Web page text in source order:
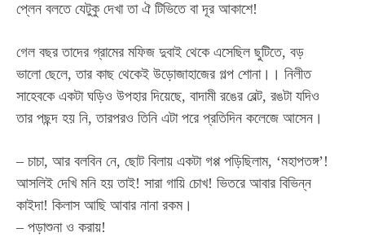
প্লেন বলতে যেটুকু দেখা তা ঐ টিভিতে বা দূর আকাশে!
গেল বছর তাদের গ্রামের মফিজ দুবাই থেকে এসেছিল ছুটিতে, বড়
ভালো ছেলে, তার কাছ থেকেই উড়োজাহাজের গল্প শোনা।। নিলীত
সাহেবকে একটা ঘড়িও উপহার দিয়েছে, বাদামী রঙের বেল্ট, রঙটা যদিও
তার পছন্দ হয় নি, তারপরও তিনি এটা পরে প্রতিদিন কলেজে আসেন।
– চাচা, আর বলবিন নে, ছোট বিলায় একটা গপ্প পড়িছিলাম, ‘মহাপতঙ্গ’!
আসলিই দেখি মনি হয় তাই! সারা গায়ি চোখ! ভিতরে আবার বিভিন্ন
কাইদা! কিলাস আছি আবার নানা রকম।
– পড়াশুনা ও করায়!